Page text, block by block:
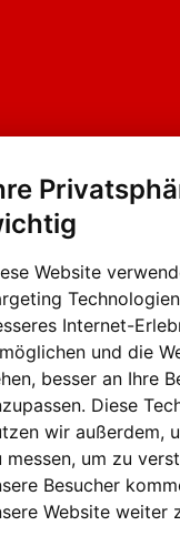
Website
Internet-
und die
besser an Ihre
Diese
wir außerdem,
messen, um zu
Besucher
Website weiter
Auf
+43